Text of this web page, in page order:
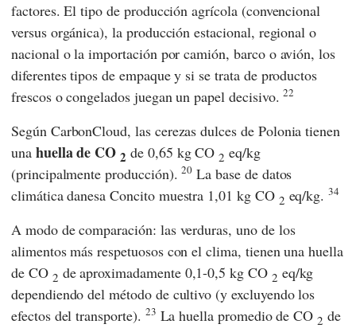
factores. El tipo de producción agrícola (convencional
versus orgánica), la producción estacional, regional o
nacional o la importación por camión, barco o avión, los
diferentes tipos de empaque y si se trata de productos
frescos o congelados juegan un papel decisivo.22
Según CarbonCloud, las cerezas dulces de Polonia tienen
una huella de CO2 de 0,65 kg CO2 eq/kg
(principalmente producción).20 La base de datos
climática danesaConcitomuestra 1,01 kg CO 2 eq/kg.34
A modo de comparación: las verduras, uno de los
alimentos más respetuosos con el clima, tienen una huella
de CO 2 de aproximadamente 0,1-0,5 kg CO 2 eq/kg
dependiendo del método de cultivo (y excluyendo los
efectos del transporte). 23 La huella promedio de CO2 de